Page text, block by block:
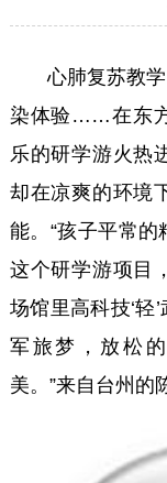
心肺复苏教
染体验……在东
乐的研学游火热
却在凉爽的环境
能。“孩子平常
这个研学游项目
场馆里高科技‘轻
军旅梦，放松
美。”来自台州的